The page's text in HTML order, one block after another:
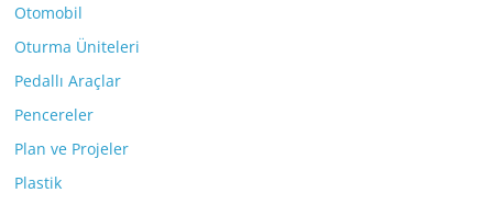
Otomobil
Oturma Üniteleri
Pedallı Araçlar
Pencereler
Plan ve Projeler
Plastik